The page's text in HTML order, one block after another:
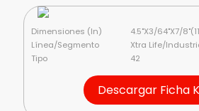
Dimensiones (In)
4.5"X3/64"X7/
Línea/Segmento
Xtra Life/
Tipo
42
Descargar Ficha